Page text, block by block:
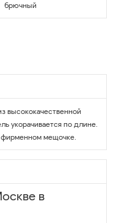
брючный
высококачественной
укорачивается по длине.
фирменном мещочке.
в